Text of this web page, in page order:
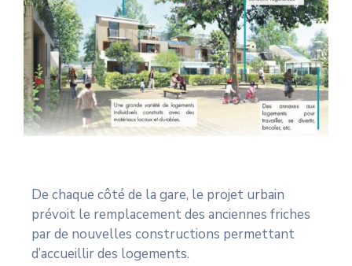
De chaque côté de la gare, le projet urbain
prévoit le remplacement des anciennes friches
par de nouvelles constructions permettant
d’accueillir des logements.